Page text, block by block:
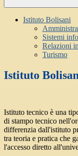
Istituto Bolisani
Sistemi
Relazioni
Turismo
Istituto
Istituto tecnico è una
di stampo tecnico
differenzia dall'istituto
tra teoria e pratica che
l'accesso diretto